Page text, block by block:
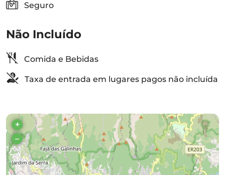
Seguro
Não Incluído
Comida e Bebidas
Taxa de entrada em lugares pagos não incluída
+
–